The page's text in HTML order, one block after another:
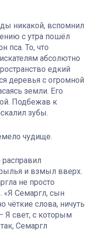
никакой, вспомнил
с утра пошёл
пса. То, что
абсолютно
едкий
деревья с огромной
земли. Его
Подбежав к
зубы.
чудище.
и взмыл вверх.
не просто
«Я Семаргл, сын
чёткие слова, ничуть
Я свет, с которым
Семаргл